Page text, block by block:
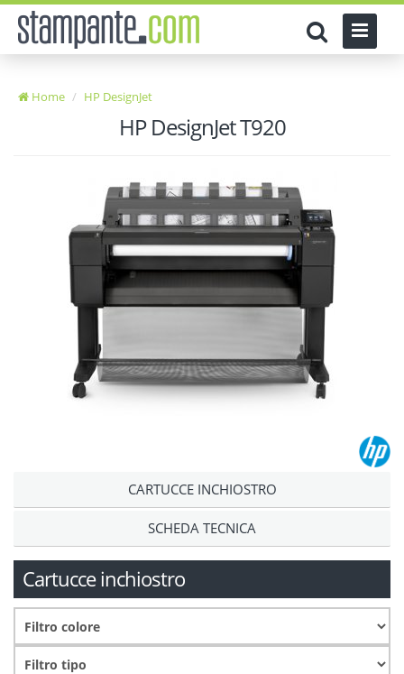
Home HP DesignJet
HP DesignJet T920
CARTUCCE INCHIOSTRO
SCHEDA TECNICA
Cartucce inchiostro